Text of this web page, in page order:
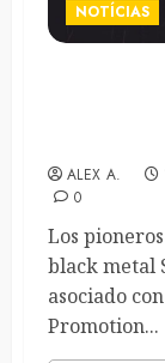
NOTÍCIAS
ALEX A.
0
Los
black metal
asociado
Promotion...